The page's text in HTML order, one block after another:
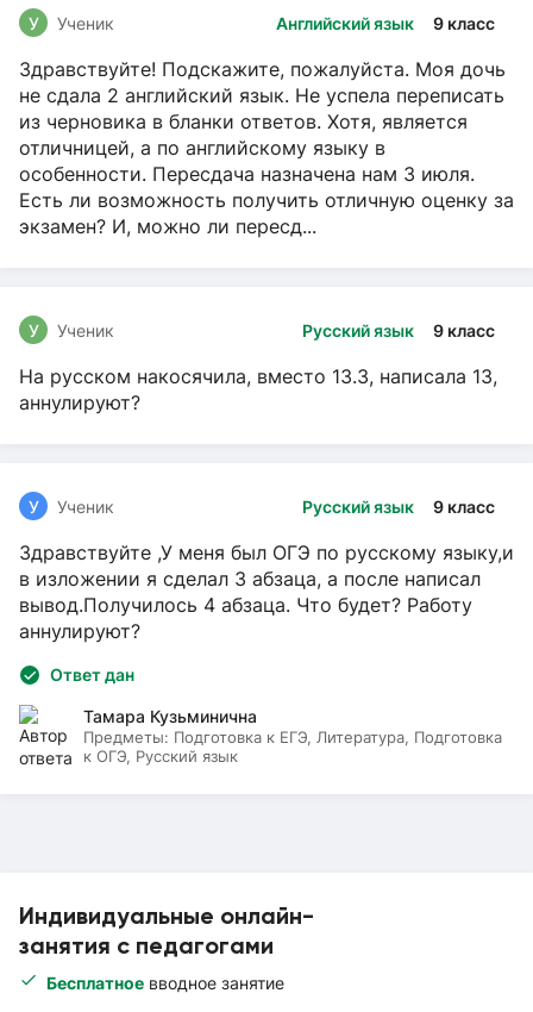
Индивидуальные онлайн-
занятия с педагогами
Бесплатное вводное занятие
Английский язык 9 класс
У Ученик
Здравствуйте! Подскажите, пожалуйста. Моя дочь
не сдала 2 английский язык. Не успела переписать
из черновика в бланки ответов. Хотя, является
отличницей, а по английскому языку в
особенности. Пересдача назначена нам 3 июля.
Есть ли возможность получить отличную оценку за
экзамен? И, можно ли пересд...
Русский язык 9 класс
У Ученик
На русском накосячила, вместо 13.3, написала 13,
аннулируют?
Русский язык 9 класс
У Ученик
Здравствуйте ,У меня был ОГЭ по русскому языку,и
в изложении я сделал 3 абзаца, а после написал
вывод.Получилось 4 абзаца. Что будет? Работу
аннулируют?
Ответ дан
Тамара Кузьминична
Предметы: Подготовка к ЕГЭ, Литература, Подготовка
к ОГЭ, Русский язык